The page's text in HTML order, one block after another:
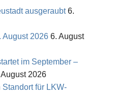
ausgeraubt 6.
August 2026 6. August
im September –
2026
für LKW-